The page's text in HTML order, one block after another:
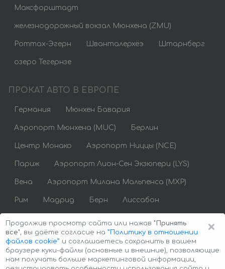
Максфорштадт
железнодорожный вокзал Мюнхена (ZMU)
Роттах-Эгерн Шванталерхёэ Штарнберг
озеро Тегернзе
ПРОКАТ АВТО В ЕВРОПЕ
Германия Мюнхен Бавария
Аэропорт Мюнхена (MUC) Берлин
Центр Монако Аэропорт Ниццы (NCE)
Париж Аэропорт Лион-Сен Экзюпери (LYS)
Вена Аэропорт Милана Мальпенса (MXP)
Рим Мадрид Берн Лиссабон
×
Продолжив просмотр сайта или нажав "Принять
все", вы даёте согласие на ”Политику в отношении
файлов cookie” и соглашаетесь сохранить в вашем
браузере куки-файлы (основные и внешние), позволяющие
нам получать больше маркетинговой информации,